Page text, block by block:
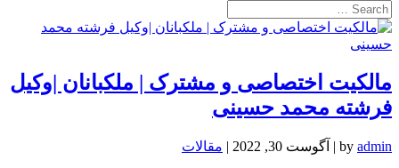
مالکیت اختصاصی و مشترک | ملکبانان |وکیل
فرشته محمد حسینی
by admin
| آگوست 30, 2022 | مقالات